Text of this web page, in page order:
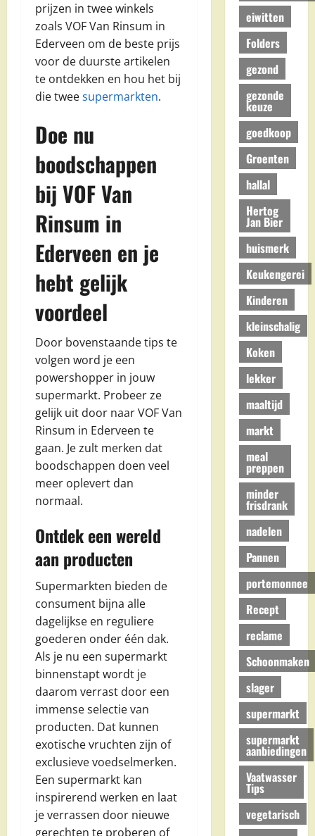
prijzen in twee winkels
zoals VOF Van Rinsum in
Ederveen om de beste prijs
voor de duurste artikelen
te ontdekken en hou het bij
die tweesupermarkten.
Doe nu
boodschappen
bij VOF Van
Rinsum in
Ederveen en je
hebt gelijk
voordeel
Door bovenstaande tips te
volgen word je een
powershopper in jouw
supermarkt. Probeer ze
gelijk uit door naar VOF Van
Rinsum in Ederveen te
gaan. Je zult merken dat
boodschappen doen veel
meer oplevert dan
normaal.
Ontdek een wereld
aan producten
Supermarkten bieden de
consument bijna alle
dagelijkse en reguliere
goederen onder één dak.
Als je nu een supermarkt
binnenstapt wordt je
daarom verrast door een
immense selectie van
producten. Dat kunnen
exotische vruchten zijn of
exclusieve voedselmerken.
Een supermarkt kan
inspirerend werken en laat
je verrassen door nieuwe
gerechten te proberen of
eiwitten
Folders
gezond
gezonde
keuze
goedkoop
Groenten
hallal
Hertog
Jan Bier
huismerk
Keukengerei
Kinderen
kleinschalig
Koken
lekker
maaltijd
markt
meal
preppen
minder
frisdrank
nadelen
Pannen
portemonnee
Recept
reclame
Schoonmaken
slager
supermarkt
supermarkt
aanbiedingen
Vaatwasser
Tips
vegetarisch